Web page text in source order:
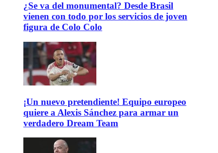
¿Se va del monumental? Desde Brasil
vienen con todo por los servicios de joven
figura de Colo Colo
¡Un nuevo pretendiente! Equipo europeo
quiere a Alexis Sánchez para armar un
verdadero Dream Team